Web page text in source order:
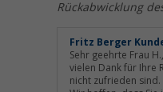
Rückabwicklung
Fritz Berger
Sehr geehrte Frau H.,
vielen Dank für Ihre
nicht zufrieden sind.